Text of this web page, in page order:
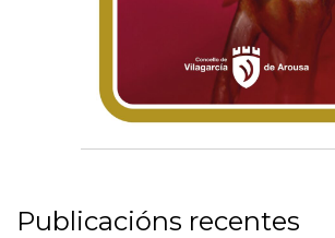
Publicacións recentes